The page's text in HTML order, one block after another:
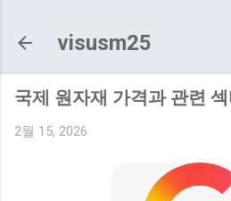
visusm25
국제 원자재 가격과 관련
2월 15, 2026